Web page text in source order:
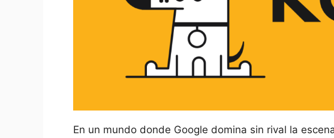
En un mundo donde Google domina sin rival la